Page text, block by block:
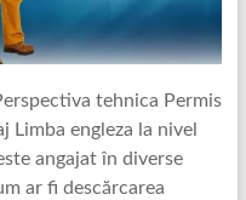
tehnica Permis
Limba engleza la nivel
angajat în diverse
ar fi descărcarea